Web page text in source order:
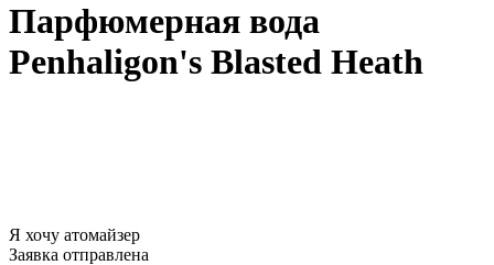
Парфюмерная вода
Penhaligon's Blasted Heath
Я хочу атомайзер
Заявка отправлена